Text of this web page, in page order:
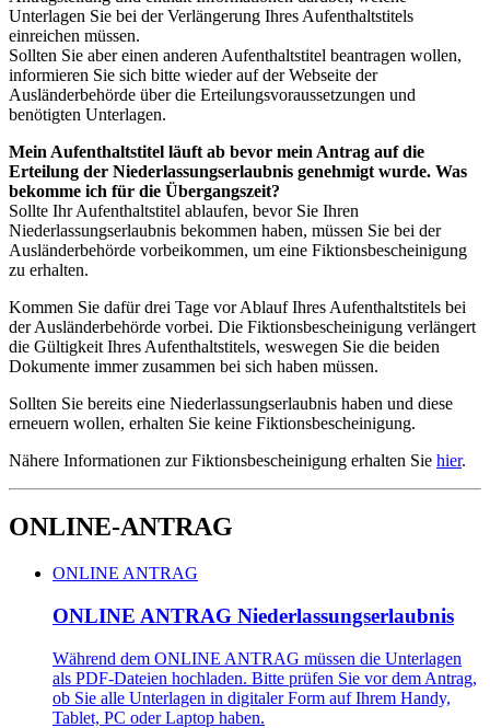
Unterlagen Sie bei der Verlängerung Ihres Aufenthaltstitels
einreichen müssen.
Sollten Sie aber einen anderen Aufenthaltstitel beantragen wollen,
informieren Sie sich bitte wieder auf der Webseite der
Ausländerbehörde über die Erteilungsvoraussetzungen und
benötigten Unterlagen.
Mein Aufenthaltstitel läuft ab bevor mein Antrag auf die
Erteilung der Niederlassungserlaubnis genehmigt wurde. Was
bekomme ich für die Übergangszeit?
Sollte Ihr Aufenthaltstitel ablaufen, bevor Sie Ihren
Niederlassungserlaubnis bekommen haben, müssen Sie bei der
Ausländerbehörde vorbeikommen, um eine Fiktionsbescheinigung
zu erhalten.
Kommen Sie dafür drei Tage vor Ablauf Ihres Aufenthaltstitels bei
der Ausländerbehörde vorbei. Die Fiktionsbescheinigung verlängert
die Gültigkeit Ihres Aufenthaltstitels, weswegen Sie die beiden
Dokumente immer zusammen bei sich haben müssen.
Sollten Sie bereits eine Niederlassungserlaubnis haben und diese
erneuern wollen, erhalten Sie keine Fiktionsbescheinigung.
Nähere Informationen zur Fiktionsbescheinigung erhalten Sie hier.
ONLINE-ANTRAG
ONLINE ANTRAG
ONLINE ANTRAG Niederlassungserlaubnis
Während dem ONLINE ANTRAG müssen die Unterlagen
als PDF-Dateien hochladen. Bitte prüfen Sie vor dem Antrag,
ob Sie alle Unterlagen in digitaler Form auf Ihrem Handy,
Tablet, PC oder Laptop haben.